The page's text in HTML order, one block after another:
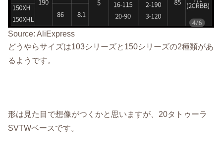
Source: AliExpress
どうやらサイズは103シリーズと150シリーズの2種類があ
るようです。
形は見た目で想像がつくかと思いますが、20タトゥーラ
SVTWベースです。